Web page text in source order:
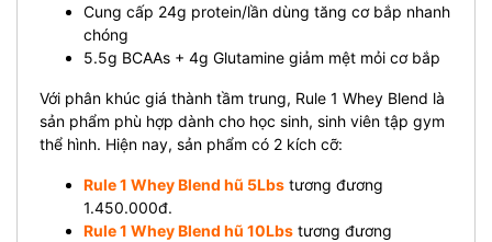
Cung cấp 24g protein/lần dùng tăng cơ bắp nhanh
chóng
5.5g BCAAs + 4g Glutamine giảm mệt mỏi cơ bắp
Với phân khúc giá thành tầm trung, Rule 1 Whey Blend là
sản phẩm phù hợp dành cho học sinh, sinh viên tập gym
thể hình. Hiện nay, sản phẩm có 2 kích cỡ:
Rule 1 Whey Blend hũ 5Lbs tương đương
1.450.000đ.
Rule 1 Whey Blend hũ 10Lbs tương đương